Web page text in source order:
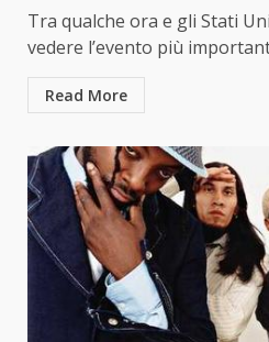
Tra qualche ora e gli Stati
vedere l’evento più
Read More